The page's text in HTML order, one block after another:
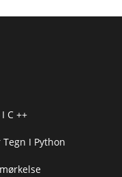
C ++
I Python